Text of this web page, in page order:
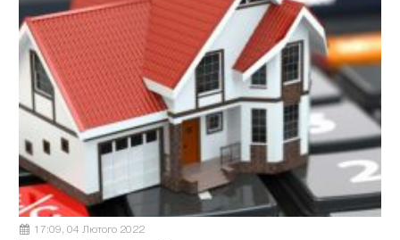
17:09, 04 Лютого 2022